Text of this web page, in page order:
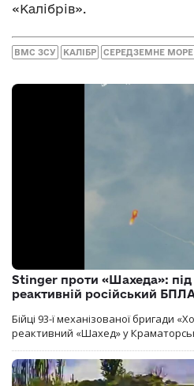
«Калібрів».
ВМС ЗСУ КАЛІБР СЕРЕДЗЕМНЕ МОРЕ
Stinger проти «Шахеда»:
реактивній російський
Бійці 93-ї механізованої бригади
реактивний «Шахед» у